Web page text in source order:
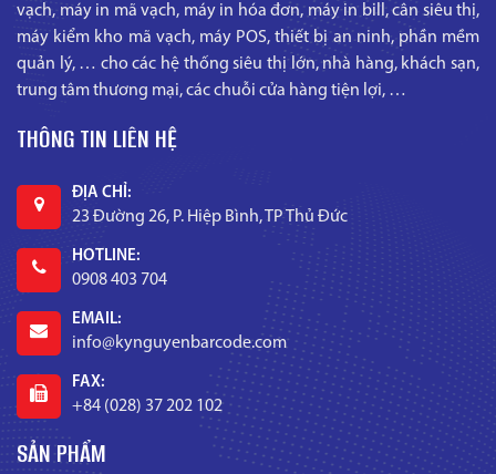
vạch, máy in mã vạch, máy in hóa đơn, máy in bill, cân siêu thị,
máy kiểm kho mã vạch, máy POS, thiết bị an ninh, phần mềm
quản lý, … cho các hệ thống siêu thị lớn, nhà hàng, khách sạn,
trung tâm thương mại, các chuỗi cửa hàng tiện lợi, …
THÔNG TIN LIÊN HỆ
ĐỊA CHỈ:
23 Đường 26, P. Hiệp Bình, TP Thủ Đức
HOTLINE:
0908 403 704
EMAIL:
info@kynguyenbarcode.com
FAX:
+84 (028) 37 202 102
SẢN PHẨM